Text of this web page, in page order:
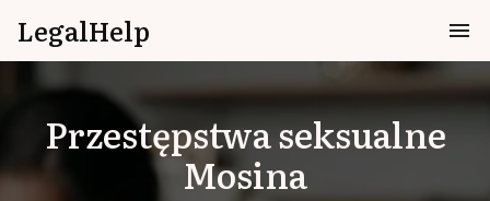
LegalHelp
Przestępstwa seksualne
Mosina